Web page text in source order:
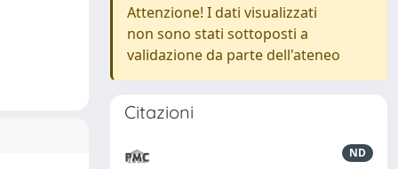
Attenzione! I dati visualizzati
non sono stati sottoposti a
validazione da parte dell'ateneo
Citazioni
ND